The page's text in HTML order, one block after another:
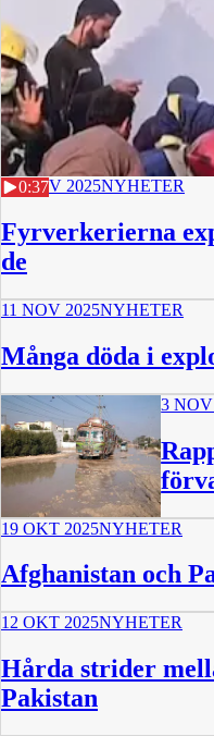
0:37
17 NOV 2025NYHETER
Fyrverkerierna
de
11 NOV 2025NYHETER
Många döda i
3
19 OKT 2025NYHETER
Afghanistan och
12 OKT 2025NYHETER
Hårda strider
Pakistan